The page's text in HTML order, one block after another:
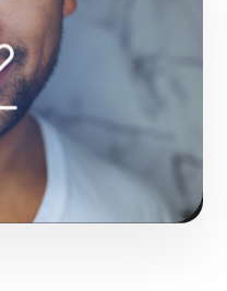
investimento em Belo